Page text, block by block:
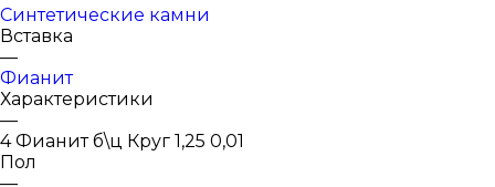
Синтетические камни
Вставка
—
Фианит
Характеристики
—
4 Фианит б\ц Круг 1,25 0,01
Пол